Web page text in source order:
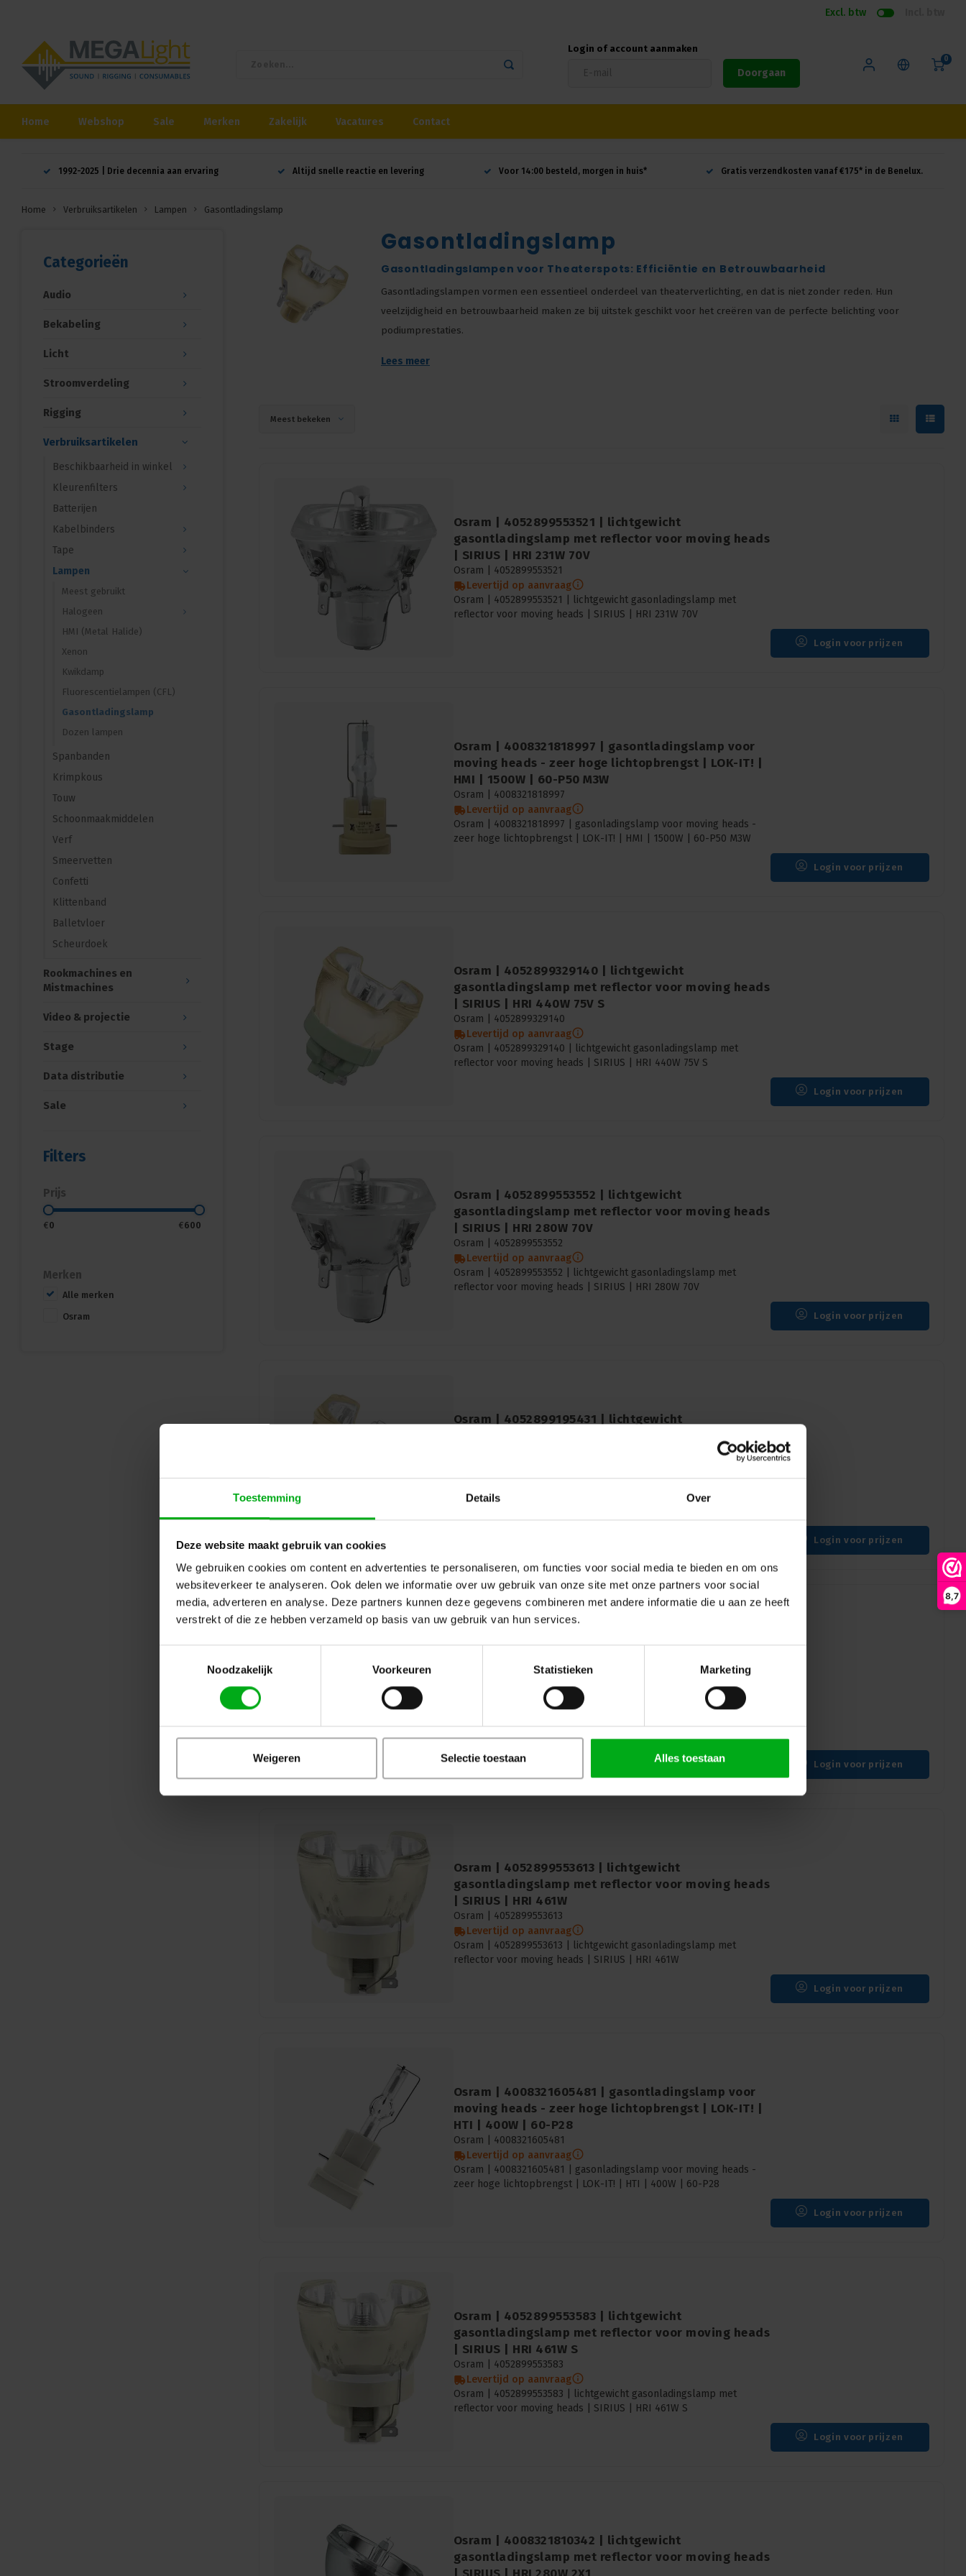
Toestemming Details Over
Deze website maakt gebruik van cookies
We gebruiken cookies om content en advertenties te personaliseren, om functies voor social media te bieden en om ons
websiteverkeer te analyseren. Ook delen we informatie over uw gebruik van onze site met onze partners voor social
media, adverteren en analyse. Deze partners kunnen deze gegevens combineren met andere informatie die u aan ze heeft
verstrekt of die ze hebben verzameld op basis van uw gebruik van hun services.
Noodzakelijk
Voorkeuren Statistieken Marketing
Weigeren Selectie toestaan Alles toestaan
8,7
Excl. btw
Login of account aanmaken
Doorgaan
0
Home Webshop Sale Merken Zakelijk Vacatures Contact
1992-2025 | Drie decennia aan ervaring Altijd snelle reactie en levering Voor 14:00 besteld, morgen in huis* Gratis verzendkosten vanaf €175* in de Benelux.
Home Verbruiksartikelen Lampen Gasontladingslamp
Categorieën
Audio
Bekabeling
Licht
Stroomverdeling
Rigging
Verbruiksartikelen
Beschikbaarheid in winkel
Kleurenfilters
Batterijen
Kabelbinders
Tape
Lampen
Meest gebruikt
Halogeen
HMI (Metal Halide)
Xenon
Kwikdamp
Fluorescentielampen (CFL)
Gasontladingslamp
Dozen lampen
Spanbanden
Krimpkous
Touw
Schoonmaakmiddelen
Verf
Smeervetten
Confetti
Klittenband
Balletvloer
Scheurdoek
Rookmachines en
Mistmachines
Video & projectie
Stage
Data distributie
Sale
Filters
Prijs
€0 €600
Merken
Alle merken
Osram
Gasontladingslamp
Gasontladingslampen voor Theaterspots: Efficiëntie en Betrouwbaarheid
Gasontladingslampen vormen een essentieel onderdeel van theaterverlichting, en dat is niet zonder reden. Hun
veelzijdigheid en betrouwbaarheid maken ze bij uitstek geschikt voor het creëren van de perfecte belichting voor
podiumprestaties.
Lees meer
Meest bekeken
Osram | 4052899553521 | lichtgewicht
gasontladingslamp met reflector voor moving heads
| SIRIUS | HRI 231W 70V
Osram | 4052899553521
Levertijd op aanvraag
Osram | 4052899553521 | lichtgewicht gasonladingslamp met
reflector voor moving heads | SIRIUS | HRI 231W 70V
Login voor prijzen
Osram | 4008321818997 | gasontladingslamp voor
moving heads - zeer hoge lichtopbrengst | LOK-IT! |
HMI | 1500W | 60-P50 M3W
Osram | 4008321818997
Levertijd op aanvraag
Osram | 4008321818997 | gasonladingslamp voor moving heads -
zeer hoge lichtopbrengst | LOK-IT! | HMI | 1500W | 60-P50 M3W
Login voor prijzen
Osram | 4052899329140 | lichtgewicht
gasontladingslamp met reflector voor moving heads
| SIRIUS | HRI 440W 75V S
Osram | 4052899329140
Levertijd op aanvraag
Osram | 4052899329140 | lichtgewicht gasonladingslamp met
reflector voor moving heads | SIRIUS | HRI 440W 75V S
Login voor prijzen
Osram | 4052899553552 | lichtgewicht
gasontladingslamp met reflector voor moving heads
| SIRIUS | HRI 280W 70V
Osram | 4052899553552
Levertijd op aanvraag
Osram | 4052899553552 | lichtgewicht gasonladingslamp met
reflector voor moving heads | SIRIUS | HRI 280W 70V
Login voor prijzen
Osram | 4052899195431 | lichtgewicht
Levertijd op aanvraag
Osram | 4052899195431 | lichtgewicht gasonladingslamp met
Login voor prijzen
Osram | 4052899179790 | gasontladingslamp voor
HTI | 700W | 60-P28
4052899179790
Levertijd op aanvraag
zeer hoge lichtopbrengst | LOK-IT! | HTI | 700W | 60-P28
Login voor prijzen
Osram | 4052899553613 | lichtgewicht
gasontladingslamp met reflector voor moving heads
| SIRIUS | HRI 461W
Osram | 4052899553613
Levertijd op aanvraag
Osram | 4052899553613 | lichtgewicht gasonladingslamp met
reflector voor moving heads | SIRIUS | HRI 461W
Login voor prijzen
Osram | 4008321605481 | gasontladingslamp voor
moving heads - zeer hoge lichtopbrengst | LOK-IT! |
HTI | 400W | 60-P28
Osram | 4008321605481
Levertijd op aanvraag
Osram | 4008321605481 | gasonladingslamp voor moving heads -
zeer hoge lichtopbrengst | LOK-IT! | HTI | 400W | 60-P28
Login voor prijzen
Osram | 4052899553583 | lichtgewicht
gasontladingslamp met reflector voor moving heads
| SIRIUS | HRI 461W S
Osram | 4052899553583
Levertijd op aanvraag
Osram | 4052899553583 | lichtgewicht gasonladingslamp met
reflector voor moving heads | SIRIUS | HRI 461W S
Login voor prijzen
Osram | 4008321810342 | lichtgewicht
gasontladingslamp met reflector voor moving heads
| SIRIUS | HRI 280W 2X1